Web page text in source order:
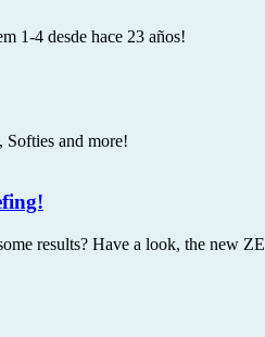
1-4 desde hace 23 años!
and more!
results? Have a look, the new